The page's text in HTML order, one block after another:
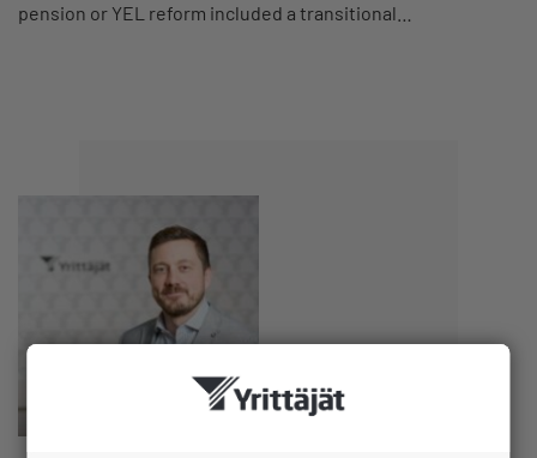
pension or YEL reform included a transitional…